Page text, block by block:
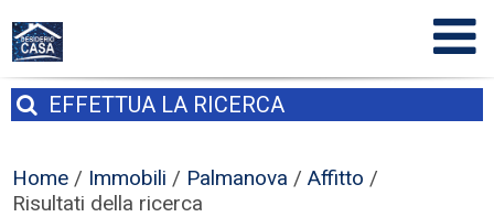
EFFETTUA LA RICERCA
Home / Immobili / Palmanova /Affitto /
Risultati della ricerca